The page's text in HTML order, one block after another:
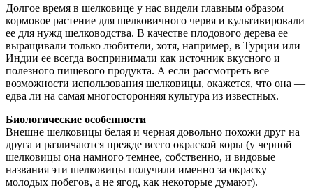
Долгое время в шелковице у нас видели главным образом
кормовое растение для шелковичного червя и культивировали
ее для нужд шелководства. В качестве плодового дерева ее
выращивали только любители, хотя, например, в Турции или
Индии ее всегда воспринимали как источник вкусного и
полезного пищевого продукта. А если рассмотреть все
возможности использования шелковицы, окажется, что она —
едва ли на самая многосторонняя культура из известных.
Биологические особенности
Внешне шелковицы белая и черная довольно похожи друг на
друга и различаются прежде всего окраской коры (у черной
шелковицы она намного темнее, собственно, и видовые
названия эти шелковицы получили именно за окраску
молодых побегов, а не ягод, как некоторые думают).